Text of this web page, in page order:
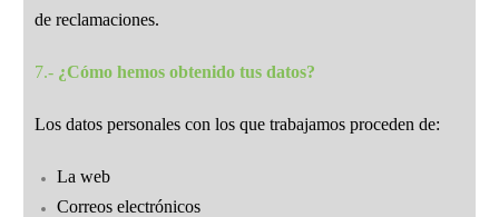
de reclamaciones.
7.- ¿Cómo hemos obtenido tus datos?
Los datos personales con los que trabajamos proceden de:
La web
Correos electrónicos